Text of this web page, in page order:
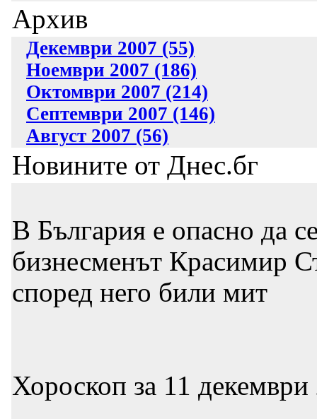
Архив
Декември 2007 (55)
Ноември 2007 (186)
Октомври 2007 (214)
Септември 2007 (146)
Август 2007 (56)
Новините от Днес.бг
В България е опасно да
бизнесменът Красимир
според него били мит
Хороскоп за 11 декември